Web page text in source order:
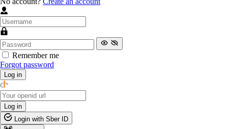
Remember me
Forgot password
Log in
Log in
Login with Sber ID